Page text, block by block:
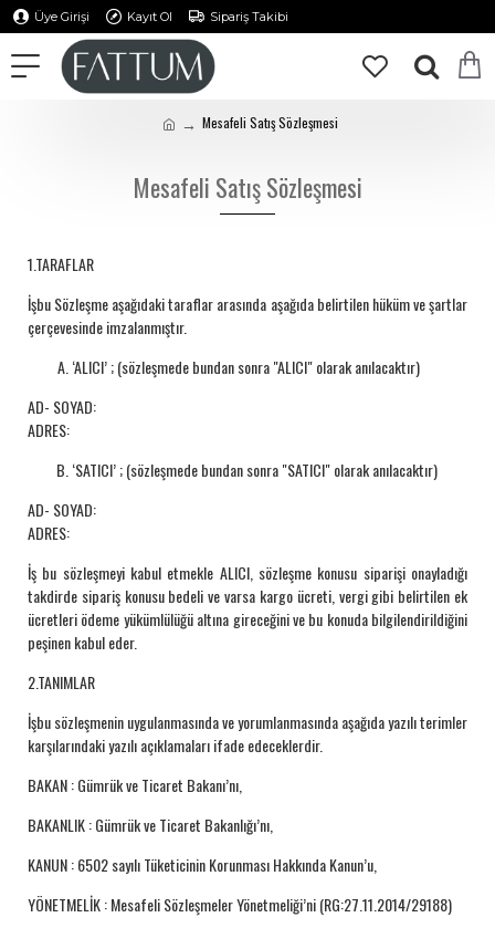
Üye Girişi Kayıt Ol Sipariş Takibi
Mesafeli Satış Sözleşmesi
Mesafeli Satış Sözleşmesi
1.TARAFLAR
İşbu Sözleşme aşağıdaki taraflar arasında aşağıda belirtilen hüküm ve şartlar
çerçevesinde imzalanmıştır.
‘ALICI’ ; (sözleşmede bundan sonra "ALICI" olarak anılacaktır)
AD- SOYAD:
ADRES:
‘SATICI’ ; (sözleşmede bundan sonra "SATICI" olarak anılacaktır)
AD- SOYAD:
ADRES:
İş bu sözleşmeyi kabul etmekle ALICI, sözleşme konusu siparişi onayladığı
takdirde sipariş konusu bedeli ve varsa kargo ücreti, vergi gibi belirtilen ek
ücretleri ödeme yükümlülüğü altına gireceğini ve bu konuda bilgilendirildiğini
peşinen kabul eder.
2.TANIMLAR
İşbu sözleşmenin uygulanmasında ve yorumlanmasında aşağıda yazılı terimler
karşılarındaki yazılı açıklamaları ifade edeceklerdir.
BAKAN : Gümrük ve Ticaret Bakanı’nı,
BAKANLIK : Gümrük ve Ticaret Bakanlığı’nı,
KANUN : 6502 sayılı Tüketicinin Korunması Hakkında Kanun’u,
YÖNETMELİK : Mesafeli Sözleşmeler Yönetmeliği’ni (RG:27.11.2014/29188)